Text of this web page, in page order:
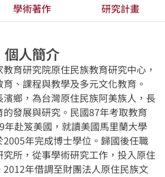
學術著作 研究計畫
個人簡介
育研究院原住民族教育研究中心，
、課程與教學及多元文化教育。
鄉，為台灣原住民族阿美族人，長
發展與研究。民國87年考取教育
年赴笈美國，就讀美國馬里蘭大學
年完成博士學位。歸國後任職
所，從事學術研究工作，投入原住
年借調至財團法人原住民族文